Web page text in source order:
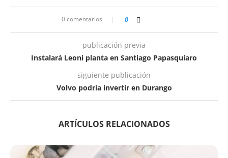
0 comentarios 0
publicación previa
Instalará Leoni planta en Santiago Papasquiaro
siguiente publicación
Volvo podría invertir en Durango
ARTÍCULOS RELACIONADOS